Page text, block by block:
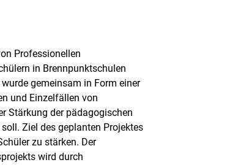
Professionellen
in Brennpunktschulen
gemeinsam in Form einer
und Einzelfällen von
Stärkung der pädagogischen
Ziel des geplanten Projektes
zu stärken. Der
wird durch